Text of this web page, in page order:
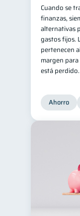
Cuando se
finanzas,
alternativas
gastos fijos.
pertenecen
margen
está perdido.
Ahorro